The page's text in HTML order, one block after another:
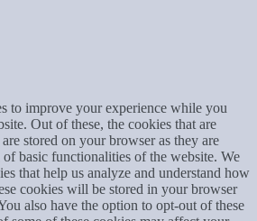
to improve your experience while you
Out of these, the cookies that are
stored on your browser as they are
basic functionalities of the website. We
that help us analyze and understand how
cookies will be stored in your browser
also have the option to opt-out of these